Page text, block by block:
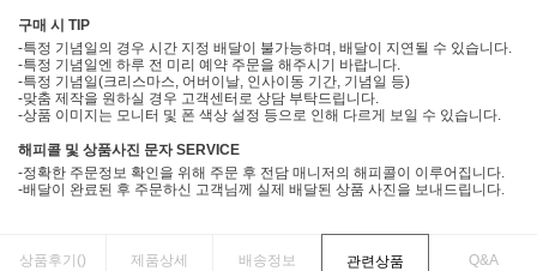
구매 시 TIP
-특정 기념일의 경우 시간 지정 배달이 불가능하며, 배달이 지연될 수 있습니다.
-특정 기념일엔 하루 전 미리 예약 주문을 해주시기 바랍니다.
-특정 기념일(크리스마스, 어버이날, 인사이동 기간, 기념일 등)
-맞춤 제작을 원하실 경우 고객센터로 상담 부탁드립니다.
-상품 이미지는 모니터 및 폰 색상 설정 등으로 인해 다르게 보일 수 있습니다.
해피콜 및 상품사진 문자 SERVICE
-정확한 주문정보 확인을 위해 주문 후 전담 매니저의 해피콜이 이루어집니다.
-배달이 완료된 후 주문하신 고객님께 실제 배달된 상품 사진을 보내드립니다.
상품후기() 제품상세 배송정보 관련상품 Q&A